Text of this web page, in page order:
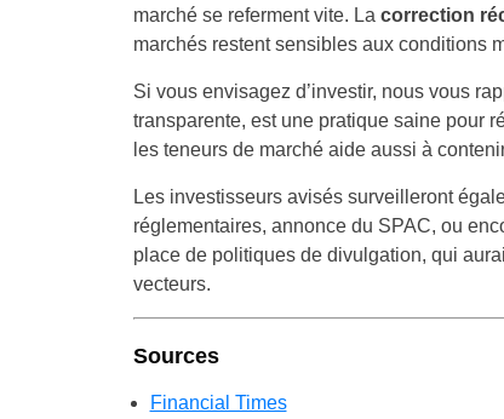
marché se referment vite. La correction
marchés restent sensibles aux conditions
Si vous envisagez d’investir, nous vous
transparente, est une pratique saine pour
les teneurs de marché aide aussi à
Les investisseurs avisés surveilleront
réglementaires, annonce du SPAC, ou
place de politiques de divulgation, qui
vecteurs.
Sources
Financial Times